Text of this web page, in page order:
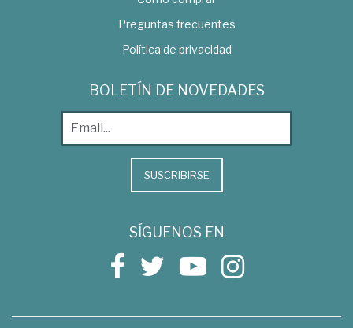
Preguntas frecuentes
Política de privacidad
BOLETÍN DE NOVEDADES
SUSCRIBIRSE
SÍGUENOS EN